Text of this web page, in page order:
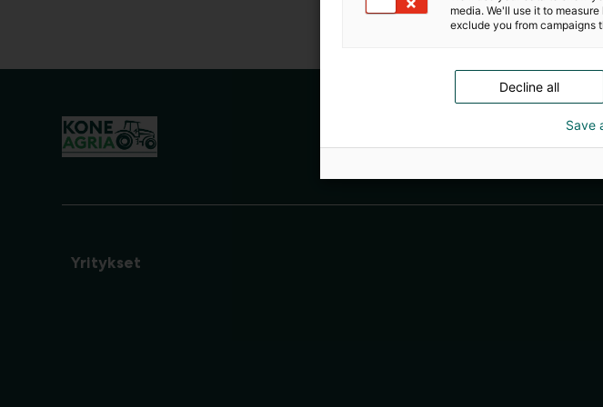
Yritykset
media. We'll use it to
exclude you from campaigns
Decline all
Save